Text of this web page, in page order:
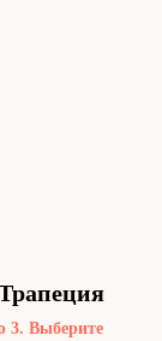
3. Выберите